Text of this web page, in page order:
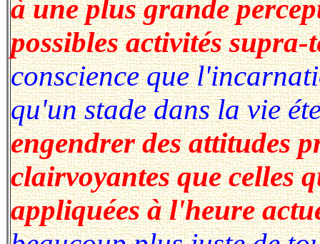
à une plus grande
possibles activités supra-
conscience que
qu'un stade dans la vie
engendrer des attitudes
clairvoyantes que celles
appliquées à l'heure